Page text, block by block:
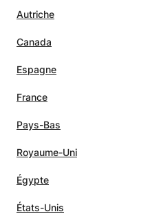
Autriche
Canada
Espagne
France
Pays-Bas
Royaume-Uni
Égypte
États-Unis